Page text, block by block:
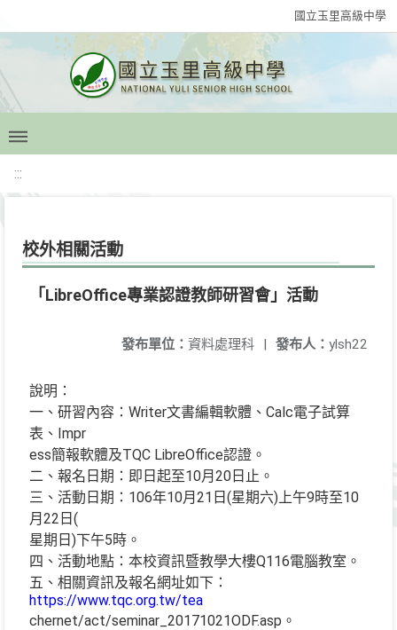
國立玉里高級中學
:::
校外相關活動
「LibreOffice專業認證教師研習會」活動
發布人： ylsh22
發布單位： 資料處理科 |
說明：
一、研習內容：Writer文書編輯軟體、Calc電子試算
表、Impr
ess簡報軟體及TQC LibreOffice認證。
二、報名日期：即日起至10月20日止。
三、活動日期：106年10月21日(星期六)上午9時至10
月22日(
星期日)下午5時。
四、活動地點：本校資訊暨教學大樓Q116電腦教室。
五、相關資訊及報名網址如下：
https://www.tqc.org.tw/tea
chernet/act/seminar_20171021ODF.asp。